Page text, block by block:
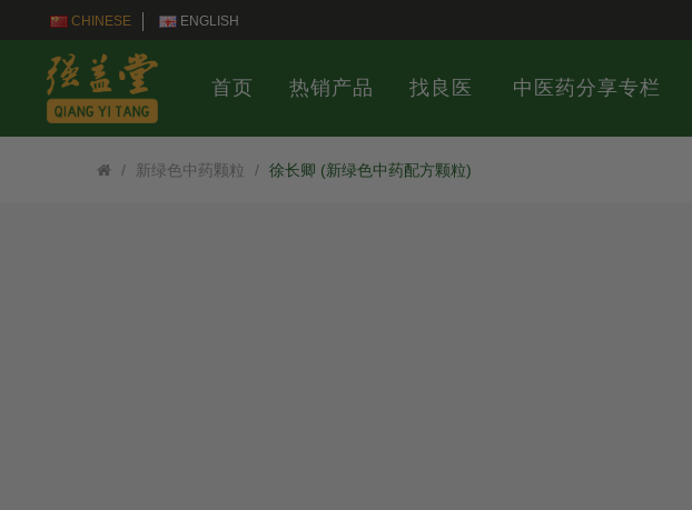
CHINESE ENGLISH
首页 热销产品 找良医 中医药分享专栏
新绿色中药颗粒 徐长卿 (新绿色中药配方颗粒)